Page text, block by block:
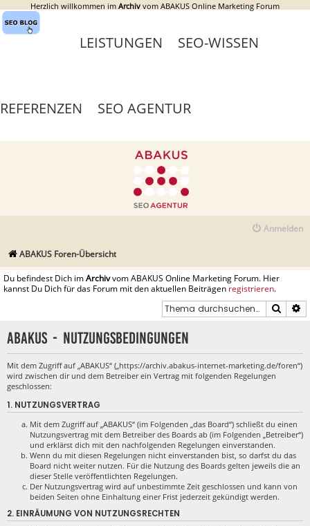
Herzlich willkommen im Archiv vom ABAKUS Online Marketing Forum
LEISTUNGEN SEO-WISSEN
REFERENZEN SEO AGENTUR
Anmelden
ABAKUS Foren-Übersicht
Du befindest Dich imArchivvom ABAKUS Online Marketing Forum. Hier
kannst Du Dich für das Forum mit den aktuellen Beiträgen registrieren.
Suche
ABAKUS - Nutzungsbedingungen
Mit dem Zugriff auf „ABAKUS“ („https://archiv.abakus-internet-marketing.de/foren“)
wird zwischen dir und dem Betreiber ein Vertrag mit folgenden Regelungen
geschlossen:
1. NUTZUNGSVERTRAG
Mit dem Zugriff auf „ABAKUS“ (im Folgenden „das Board“) schließt du einen
Nutzungsvertrag mit dem Betreiber des Boards ab (im Folgenden „Betreiber“)
und erklärst dich mit den nachfolgenden Regelungen einverstanden.
Wenn du mit diesen Regelungen nicht einverstanden bist, so darfst du das
Board nicht weiter nutzen. Für die Nutzung des Boards gelten jeweils die an
dieser Stelle veröffentlichten Regelungen.
Der Nutzungsvertrag wird auf unbestimmte Zeit geschlossen und kann von
beiden Seiten ohne Einhaltung einer Frist jederzeit gekündigt werden.
2. EINRÄUMUNG VON NUTZUNGSRECHTEN